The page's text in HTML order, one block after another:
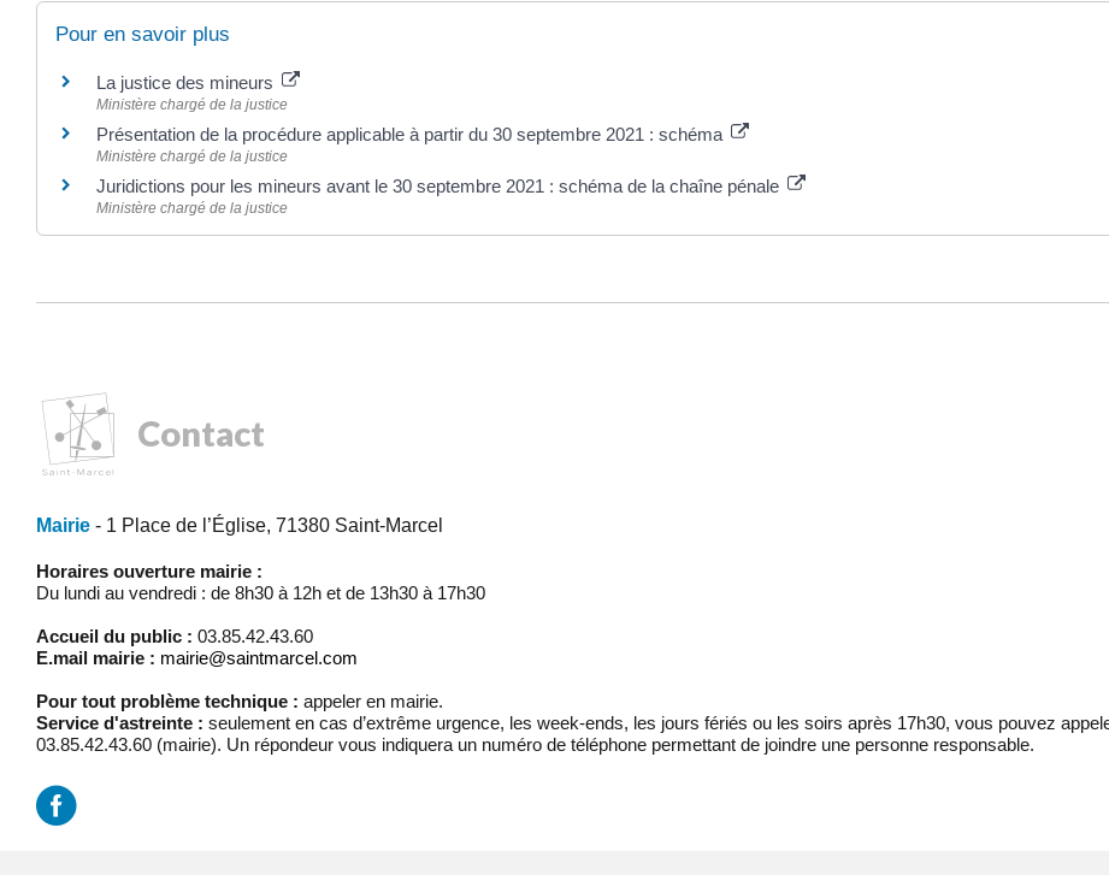
Pour en savoir plus
La justice des mineurs
Ministère chargé de la justice
Présentation de la procédure applicable à partir du 30 septembre 2021 : schéma
Ministère chargé de la justice
Juridictions pour les mineurs avant le 30 septembre 2021 : schéma de la chaîne pénale
Ministère chargé de la justice
Contact
Mairie - 1 Place de l’Église, 71380 Saint-Marcel
Horaires ouverture mairie :
Du lundi au vendredi : de 8h30 à 12h et de 13h30 à 17h30
Accueil du public : 03.85.42.43.60
E.mail mairie : mairie@saintmarcel.com
Pour tout problème technique : appeler en mairie.
Service d'astreinte : seulement en cas d’extrême urgence, les week-ends, les jours fériés ou les soirs après 17h30, vous pouvez
03.85.42.43.60 (mairie). Un répondeur vous indiquera un numéro de téléphone permettant de joindre une personne responsable.